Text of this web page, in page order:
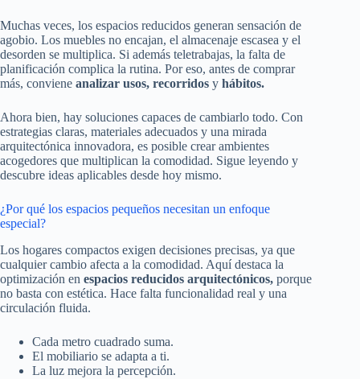
Muchas veces, los espacios reducidos generan sensación de
agobio. Los muebles no encajan, el almacenaje escasea y el
desorden se multiplica. Si además teletrabajas, la falta de
planificación complica la rutina. Por eso, antes de comprar
más, conviene analizar usos, recorridos y hábitos.
Ahora bien, hay soluciones capaces de cambiarlo todo. Con
estrategias claras, materiales adecuados y una mirada
arquitectónica innovadora, es posible crear ambientes
acogedores que multiplican la comodidad. Sigue leyendo y
descubre ideas aplicables desde hoy mismo.
¿Por qué los espacios pequeños necesitan un enfoque
especial?
Los hogares compactos exigen decisiones precisas, ya que
cualquier cambio afecta a la comodidad. Aquí destaca la
optimización en espacios reducidos arquitectónicos, porque
no basta con estética. Hace falta funcionalidad real y una
circulación fluida.
Cada metro cuadrado suma.
El mobiliario se adapta a ti.
La luz mejora la percepción.